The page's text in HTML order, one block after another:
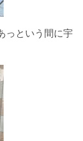
っという間に宇